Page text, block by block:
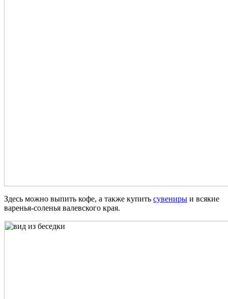
Здесь можно выпить кофе, а также купить сувениры и всякие
варенья-соленья валевского края.